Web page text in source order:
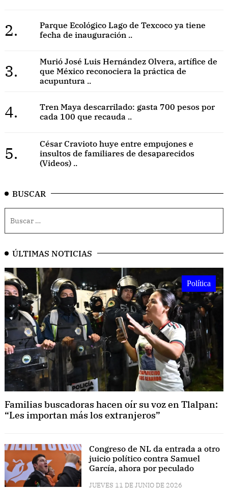
2.
Parque Ecológico Lago de Texcoco ya tiene
fecha de inauguración ..
3.
Murió José Luis Hernández Olvera, artífice de
que México reconociera la práctica de
acupuntura ..
4.
Tren Maya descarrilado: gasta 700 pesos por
cada 100 que recauda ..
5.
César Cravioto huye entre empujones e
insultos de familiares de desaparecidos
(Videos) ..
BUSCAR
ÚLTIMAS NOTICIAS
Política
Familias buscadoras hacen oír su voz en Tlalpan:
“Les importan más los extranjeros”
Congreso de NL da entrada a otro
juicio político contra Samuel
García, ahora por peculado
JUEVES 11 DE JUNIO DE 2026